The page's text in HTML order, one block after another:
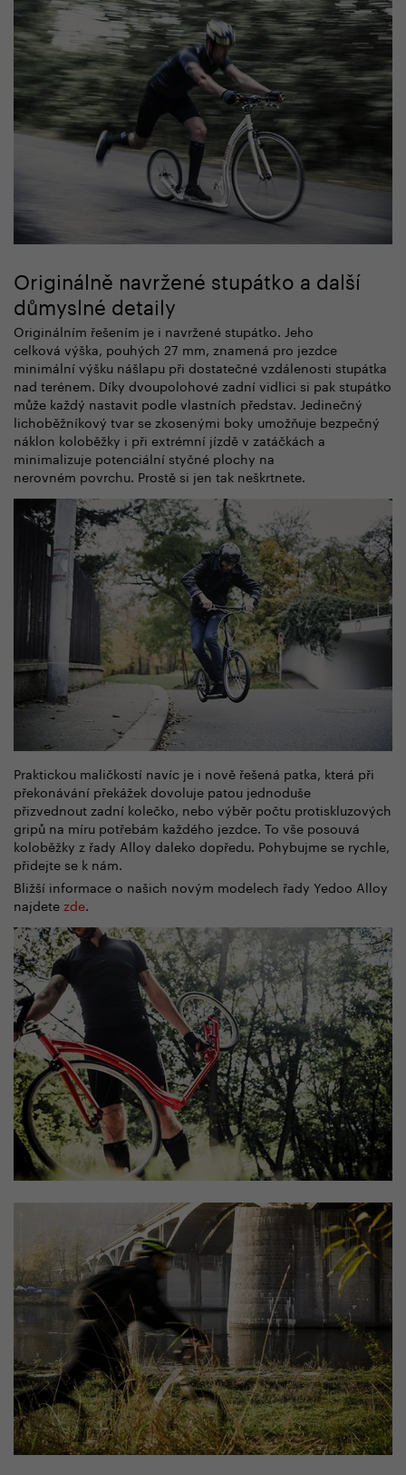
Originálně navržené stupátko a další
důmyslné detaily
Originálním řešením je i navržené stupátko. Jeho
celková výška, pouhých 27 mm, znamená pro jezdce
minimální výšku nášlapu při dostatečné vzdálenosti stupátka
nad terénem. Díky dvoupolohové zadní vidlici si pak stupátko
může každý nastavit podle vlastních představ. Jedinečný
lichoběžníkový tvar se zkosenými boky umožňuje bezpečný
náklon koloběžky i při extrémní jízdě v zatáčkách a
minimalizuje potenciální styčné plochy na
nerovném povrchu. Prostě si jen tak neškrtnete.
Praktickou maličkostí navíc je i nově řešená patka, která při
překonávání překážek dovoluje patou jednoduše
přizvednout zadní kolečko, nebo výběr počtu protiskluzových
gripů na míru potřebám každého jezdce. To vše posouvá
koloběžky z řady Alloy daleko dopředu. Pohybujme se rychle,
přidejte se k nám.
Bližší informace o našich novým modelech řady Yedoo Alloy
najdete zde.